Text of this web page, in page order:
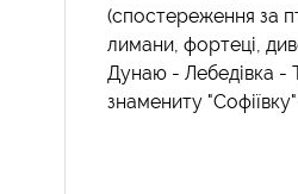
(спостереження за
лимани, фортеці,
Дунаю - Лебедівка -
знамениту